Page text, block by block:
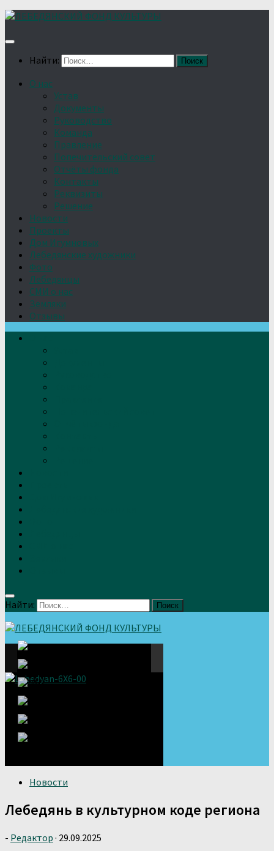
Найти:
О нас
Устав
Документы
Руководство
Команда
Правление
Попечительский совет
Отчёты фонда
Контакты
Реквизиты
Решение
Новости
Проекты
Дом Игумновых
Лебедянские художники
Фото
Лебедянцы
СМИ о нас
Земляки
Отзывы
Найти:
Новости
Лебедянь в культурном коде региона
- Редактор · 29.09.2025